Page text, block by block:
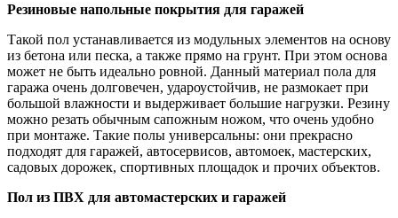
Резиновые напольные покрытия для гаражей
Такой пол устанавливается из модульных элементов на основу
из бетона или песка, а также прямо на грунт. При этом основа
может не быть идеально ровной. Данный материал пола для
гаража очень долговечен, удароустойчив, не размокает при
большой влажности и выдерживает большие нагрузки. Резину
можно резать обычным сапожным ножом, что очень удобно
при монтаже. Такие полы универсальны: они прекрасно
подходят для гаражей, автосервисов, автомоек, мастерских,
садовых дорожек, спортивных площадок и прочих объектов.
Пол из ПВХ для автомастерских и гаражей